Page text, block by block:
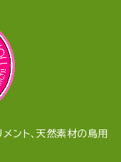
ント、天然素材の鳥用